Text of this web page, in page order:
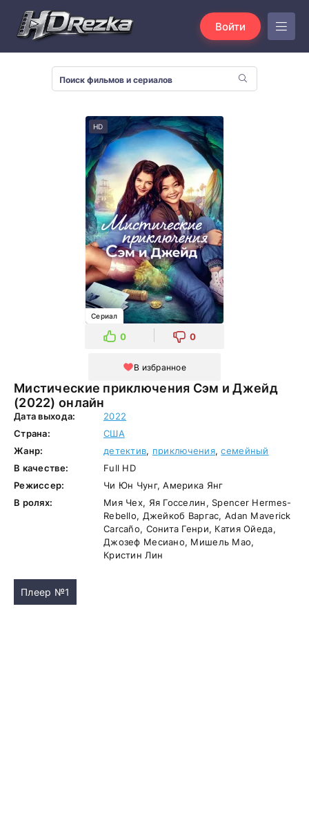
Войти
Мистические приключения Сэм и Джейд
(2022) онлайн
HD
Сериал
0 0
В избранное
Дата выхода:
2022
Страна:
США
Жанр:
детектив, приключения,семейный
В качестве:
Full HD
Режиссер:
Чи Юн Чунг, Америка Янг
В ролях:
Мия Чех, Яя Госселин, Spencer Hermes-
Rebello, Джейкоб Варгас, Adan Maverick
Carcaño, Сонита Генри, Катия Ойеда,
Джозеф Месиано, Мишель Мао,
Кристин Лин
Плеер №1